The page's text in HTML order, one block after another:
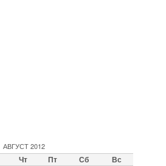
АВГУСТ 2012
Чт Пт Сб Вс